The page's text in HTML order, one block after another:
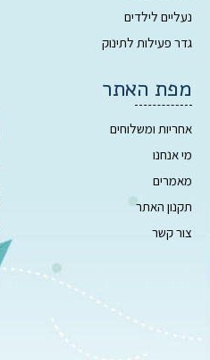
מפת האתר
אחריות ומשלוחים
מי אנחנו
מאמרים
תקנון האתר
צור קשר
נעליים לילדים
גדר פעילות לתינוק